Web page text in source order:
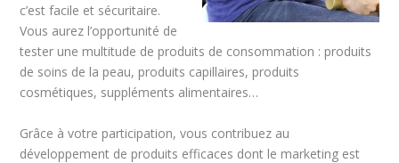
c’est facile et sécuritaire.
Vous aurez l’opportunité de
tester une multitude de produits de consommation : produits
de soins de la peau, produits capillaires, produits
cosmétiques, suppléments alimentaires…
Grâce à votre participation, vous contribuez au
développement de produits efficaces dont le marketing est